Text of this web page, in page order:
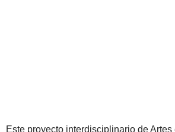
Este proyecto interdisciplinario de